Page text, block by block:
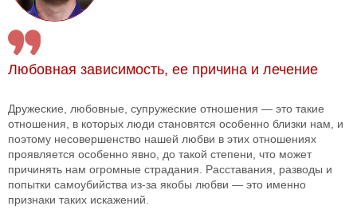
Любовная зависимость, ее причина и лечение
Дружеские, любовные, супружеские отношения — это такие
отношения, в которых люди становятся особенно близки нам, и
поэтому несовершенство нашей любви в этих отношениях
проявляется особенно явно, до такой степени, что может
причинять нам огромные страдания. Расставания, разводы и
попытки самоубийства из-за якобы любви — это именно
признаки таких искажений.